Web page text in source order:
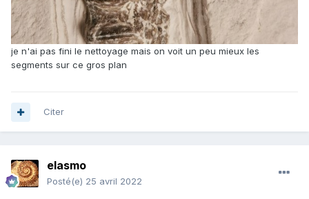
je n'ai pas fini le nettoyage mais on voit un peu mieux les
segments sur ce gros plan
Citer
elasmo
Posté(e) 25 avril 2022